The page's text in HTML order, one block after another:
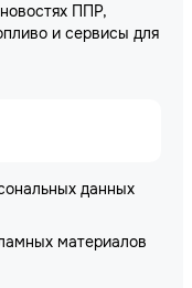
ППР,
и сервисы для
данных
материалов